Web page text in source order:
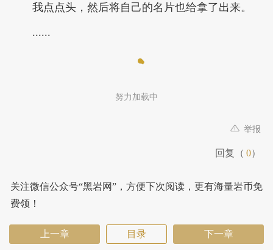
我点点头，然后将自己的名片也给拿了出来。
......
努力加载中
举报
回复（ 0）
关注微信公众号“黑岩网”，方便下次阅读，更有海量岩币免
费领！
上一章 目录 下一章